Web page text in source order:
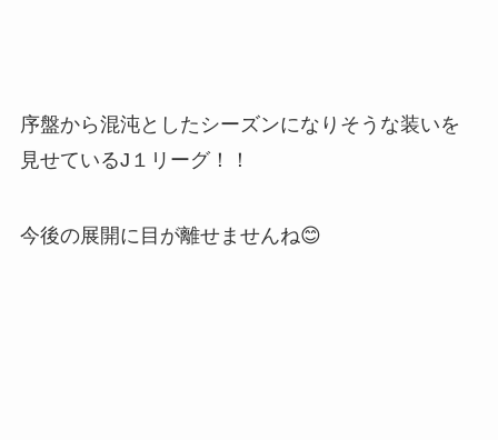
序盤から混沌としたシーズンになりそうな装いを
見せているJ１リーグ！！
今後の展開に目が離せませんね😊